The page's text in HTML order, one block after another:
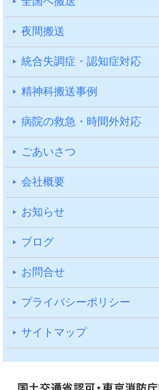
夜間搬送
統合失調症・認知症対応
精神科搬送事例
病院の救急・時間外対応
ごあいさつ
会社概要
お知らせ
ブログ
お問合せ
プライバシーポリシー
サイトマップ